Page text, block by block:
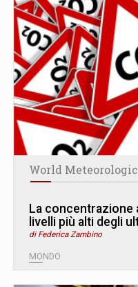
World
La concentrazione
livelli più alti degli
di Federica Zambino
MONDO